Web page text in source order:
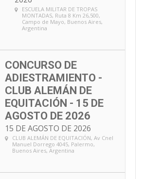
ESCUELA MILITAR DE TROPAS
MONTADAS, Ruta 8 Km 26,500,
Campo de Mayo, Buenos Aires,
Argentina
CONCURSO DE
ADIESTRAMIENTO -
CLUB ALEMÁN DE
EQUITACIÓN - 15 DE
AGOSTO DE 2026
15 DE AGOSTO DE 2026
CLUB ALEMÁN DE EQUITACIÓN, Av Cnel
Manuel Dorrego 4045, Palermo,
Buenos Aires, Argentina